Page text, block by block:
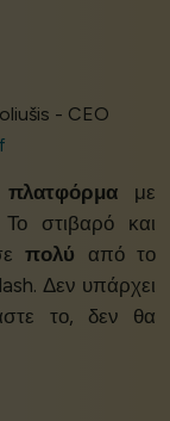
- CEO
πλατφόρμα με
στιβαρό και
πολύ από το
Δεν υπάρχει
το, δεν θα